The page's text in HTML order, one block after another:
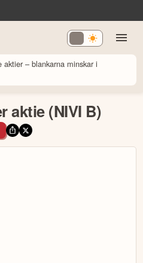
aktier – blankarna minskar i
aktie (NIVI B)